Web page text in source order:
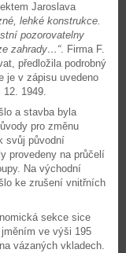
Jaroslava
lehké konstrukce.
pozorovatelny
zahrady…“. Firma F.
předložila podrobný
je v zápisu uvedeno
12. 1949.
a stavba byla
pro změnu
svůj původní
provedeny na průčelí
Na východní
ke zrušení vnitřních
sekce sice
ve výši 195
vázaných vkladech.